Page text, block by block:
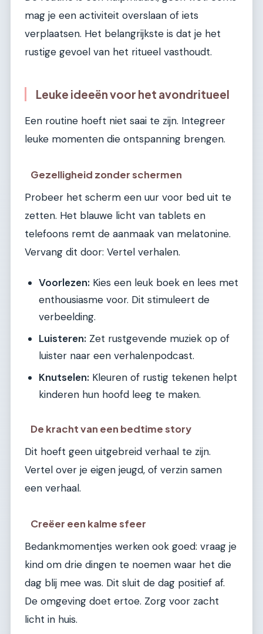
mag je een activiteit overslaan of iets
verplaatsen. Het belangrijkste is dat je het
rustige gevoel van het ritueel vasthoudt.
Leuke ideeën voor het avondritueel
Een routine hoeft niet saai te zijn. Integreer
leuke momenten die ontspanning brengen.
Gezelligheid zonder schermen
Probeer het scherm een uur voor bed uit te
zetten. Het blauwe licht van tablets en
telefoons remt de aanmaak van melatonine.
Vervang dit door: Vertel verhalen.
Voorlezen: Kies een leuk boek en lees met
enthousiasme voor. Dit stimuleert de
verbeelding.
Luisteren: Zet rustgevende muziek op of
luister naar een verhalenpodcast.
Knutselen: Kleuren of rustig tekenen helpt
kinderen hun hoofd leeg te maken.
De kracht van een bedtime story
Dit hoeft geen uitgebreid verhaal te zijn.
Vertel over je eigen jeugd, of verzin samen
een verhaal.
Creëer een kalme sfeer
Bedankmomentjes werken ook goed: vraag je
kind om drie dingen te noemen waar het die
dag blij mee was. Dit sluit de dag positief af.
De omgeving doet ertoe. Zorg voor zacht
licht in huis.